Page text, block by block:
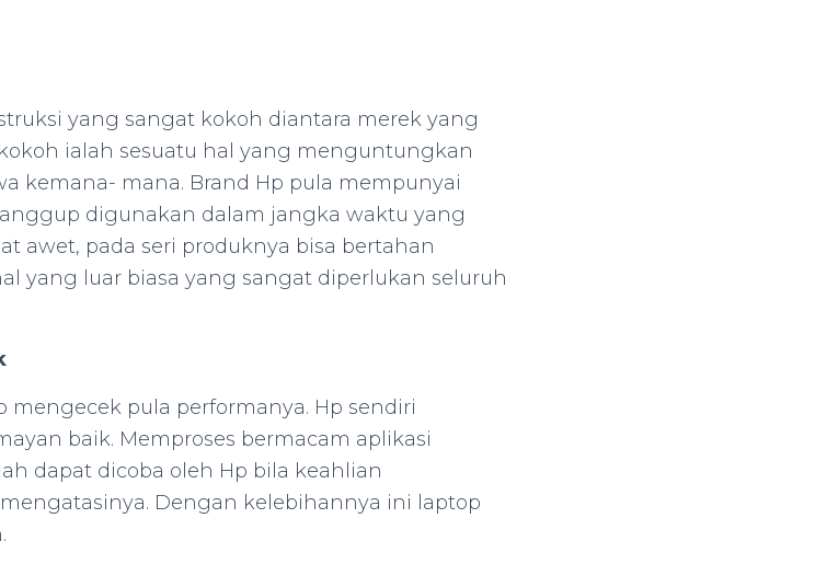
yang sangat kokoh diantara merek yang
ialah sesuatu hal yang menguntungkan
kemana- mana. Brand Hp pula mempunyai
digunakan dalam jangka waktu yang
awet, pada seri produknya bisa bertahan
yang luar biasa yang sangat diperlukan seluruh
pula performanya. Hp sendiri
baik. Memproses bermacam aplikasi
dapat dicoba oleh Hp bila keahlian
Dengan kelebihannya ini laptop